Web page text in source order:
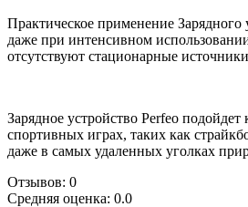
Практическое применение
даже при интенсивном
отсутствуют стационарные
Зарядное устройство Perfeo
спортивных играх, таких как
даже в самых удаленных уголках
Отзывов: 0
Средняя оценка: 0.0